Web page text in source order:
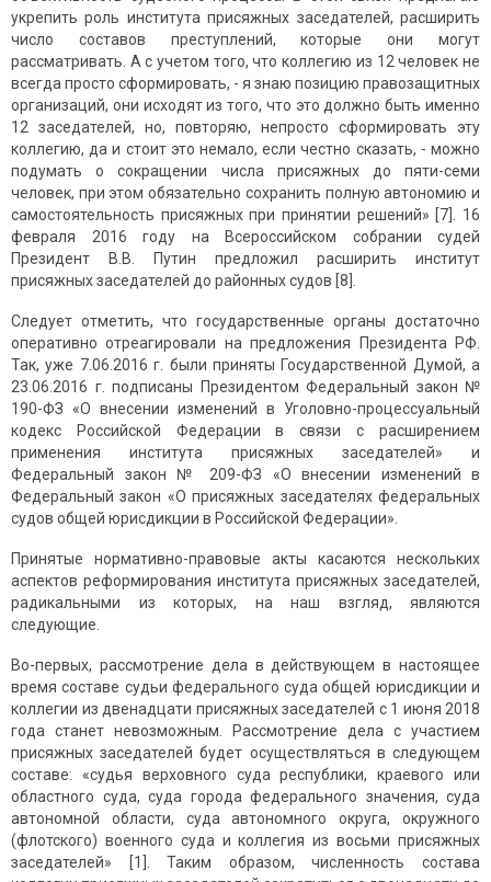
укрепить роль института присяжных заседателей, расширить
число составов преступлений, которые они могут
рассматривать. А с учетом того, что коллегию из 12 человек не
всегда просто сформировать, - я знаю позицию правозащитных
организаций, они исходят из того, что это должно быть именно
12 заседателей, но, повторяю, непросто сформировать эту
коллегию, да и стоит это немало, если честно сказать, - можно
подумать о сокращении числа присяжных до пяти-семи
человек, при этом обязательно сохранить полную автономию и
самостоятельность присяжных при принятии решений» [7]. 16
февраля 2016 году на Всероссийском собрании судей
Президент В.В. Путин предложил расширить институт
присяжных заседателей до районных судов [8].
Следует отметить, что государственные органы достаточно
оперативно отреагировали на предложения Президента РФ.
Так, уже 7.06.2016 г. были приняты Государственной Думой, а
23.06.2016 г. подписаны Президентом Федеральный закон №
190-ФЗ «О внесении изменений в Уголовно-процессуальный
кодекс Российской Федерации в связи с расширением
применения института присяжных заседателей» и
Федеральный закон № 209-ФЗ «О внесении изменений в
Федеральный закон «О присяжных заседателях федеральных
судов общей юрисдикции в Российской Федерации».
Принятые нормативно-правовые акты касаются нескольких
аспектов реформирования института присяжных заседателей,
радикальными из которых, на наш взгляд, являются
следующие.
Во-первых, рассмотрение дела в действующем в настоящее
время составе судьи федерального суда общей юрисдикции и
коллегии из двенадцати присяжных заседателей с 1 июня 2018
года станет невозможным. Рассмотрение дела с участием
присяжных заседателей будет осуществляться в следующем
составе: «судья верховного суда республики, краевого или
областного суда, суда города федерального значения, суда
автономной области, суда автономного округа, окружного
(флотского) военного суда и коллегия из восьми присяжных
заседателей» [1]. Таким образом, численность состава